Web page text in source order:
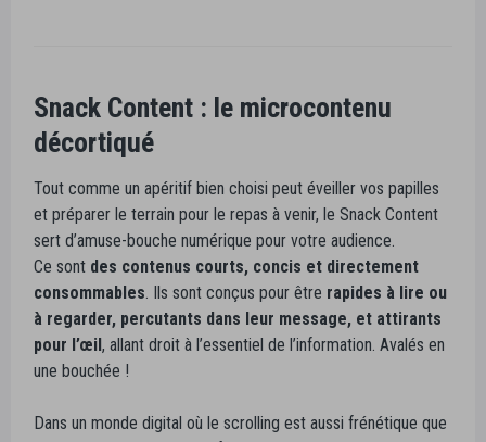
Snack Content : le microcontenu
décortiqué
Tout comme un apéritif bien choisi peut éveiller vos papilles
et préparer le terrain pour le repas à venir, le Snack Content
sert d’amuse-bouche numérique pour votre audience.
Ce sont des contenus courts, concis et directement
consommables. Ils sont conçus pour être rapides à lire ou
à regarder, percutants dans leur message, et attirants
pour l’œil, allant droit à l’essentiel de l’information. Avalés en
une bouchée !
Dans un monde digital où le scrolling est aussi frénétique que